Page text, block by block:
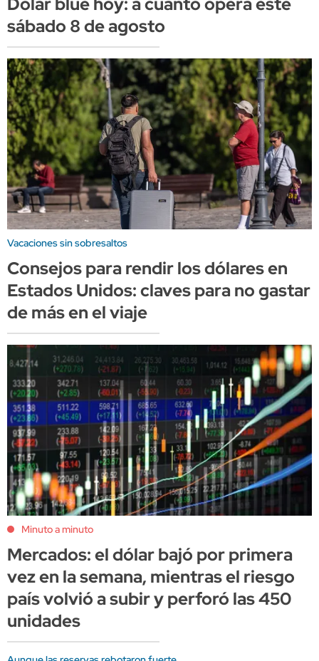
sábado 8 de agosto
Vacaciones sin sobresaltos
Consejos para rendir los dólares en
Estados Unidos: claves para no gastar
de más en el viaje
Minuto a minuto
Mercados: el dólar bajó por primera
vez en la semana, mientras el riesgo
país volvió a subir y perforó las 450
unidades